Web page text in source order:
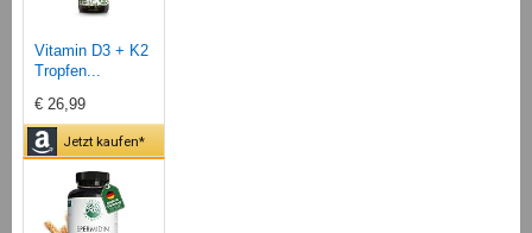
Vitamin D3 + K2
Tropfen...
€ 26,99
Jetzt kaufen*